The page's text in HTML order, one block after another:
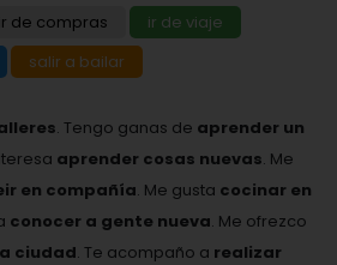
ir de compras
ir de viaje
salir a bailar
. Tengo ganas de aprender un
aprender cosas nuevas. Me
en compañía. Me gusta cocinar en
conocer a gente nueva. Me ofrezco
ciudad. Te acompaño a realizar